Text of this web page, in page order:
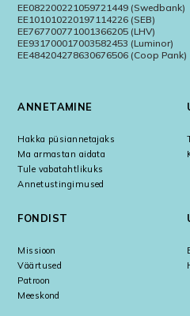
EE082200221059721449 (Swedbank)
EE101010220197114226 (SEB)
EE767700771001366205 (LHV)
EE931700017003582453 (Luminor)
EE484204278630676506 (Coop Pank)
ANNETAMINE
Hakka püsiannetajaks
Ma armastan aidata
Tule vabatahtlikuks
Annetustingimused
FONDIST
Missioon
Väärtused
Patroon
Meeskond